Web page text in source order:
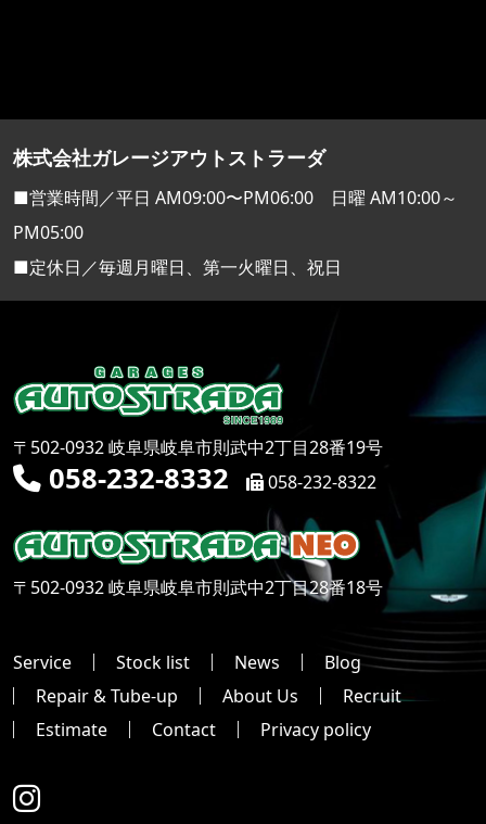
株式会社ガレージアウトストラーダ
■営業時間／平日 AM09:00〜PM06:00 日曜 AM10:00～
PM05:00
■定休日／毎週月曜日、第一火曜日、祝日
〒502-0932 岐阜県岐阜市則武中2丁目28番19号
058-232-8332 058-232-8322
〒502-0932 岐阜県岐阜市則武中2丁目28番18号
Service Stock list News
Blog
Repair & Tube-up
About Us
Recruit
Estimate
Contact Privacy policy